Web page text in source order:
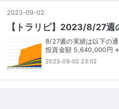
2023-09-02
【トラリピ】2023/8/27週
8/27週の実績は以下の
投資金額 5,640,000円
2023-09-02 23:02